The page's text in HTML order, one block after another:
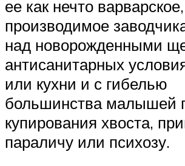
ее как нечто
производимое
над новорожденными
антисанитарных
или кухни и с гибелью
большинства малышей
купирования хвоста,
параличу или психозу.